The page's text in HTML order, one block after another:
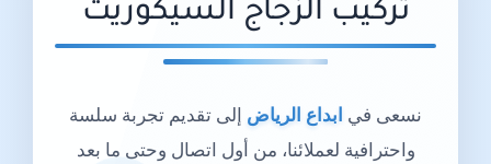
تركيب الزجاج السيكوريت
نسعى في ابداع الرياض إلى تقديم تجربة سلسة
واحترافية لعملائنا، من أول اتصال وحتى ما بعد